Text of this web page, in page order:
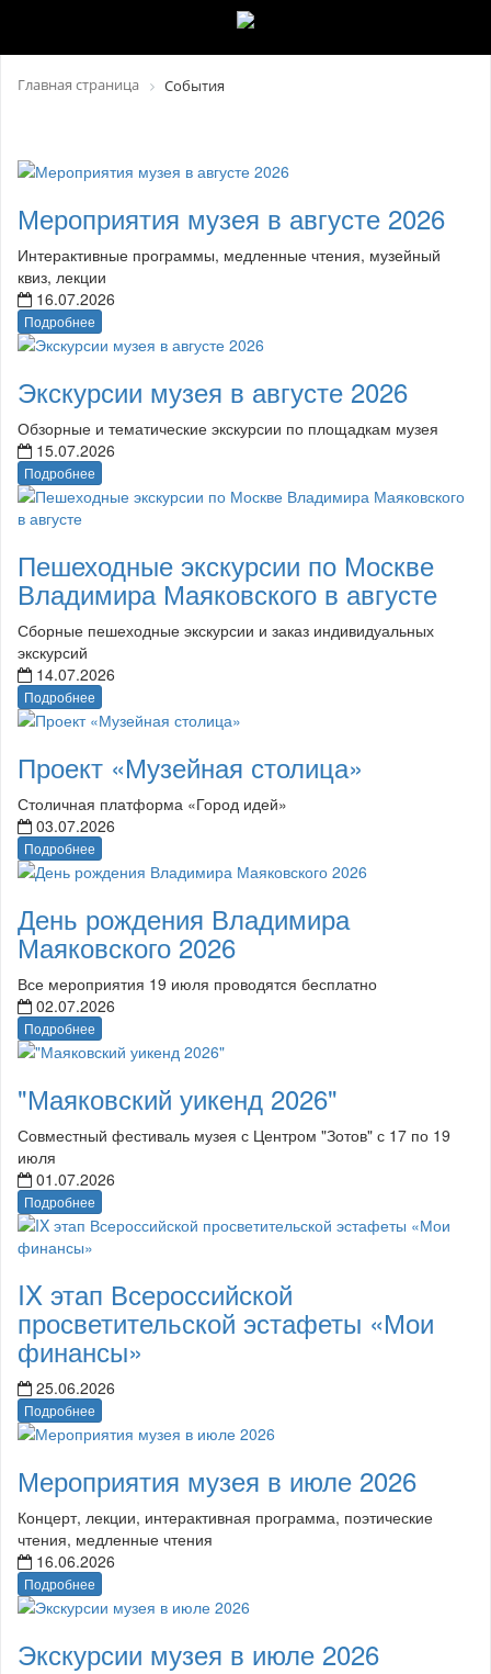
Главная страница События
Мероприятия музея в августе 2026
Интерактивные программы, медленные чтения, музейный
квиз, лекции
16.07.2026
Подробнее
Экскурсии музея в августе 2026
Обзорные и тематические экскурсии по площадкам музея
15.07.2026
Подробнее
Пешеходные экскурсии по Москве
Владимира Маяковского в августе
Сборные пешеходные экскурсии и заказ индивидуальных
экскурсий
14.07.2026
Подробнее
Проект «Музейная столица»
Столичная платформа «Город идей»
03.07.2026
Подробнее
День рождения Владимира
Маяковского 2026
Все мероприятия 19 июля проводятся бесплатно
02.07.2026
Подробнее
"Маяковский уикенд 2026"
Совместный фестиваль музея с Центром "Зотов" с 17 по 19
июля
01.07.2026
Подробнее
IX этап Всероссийской
просветительской эстафеты «Мои
финансы»
25.06.2026
Подробнее
Мероприятия музея в июле 2026
Концерт, лекции, интерактивная программа, поэтические
чтения, медленные чтения
16.06.2026
Подробнее
Экскурсии музея в июле 2026